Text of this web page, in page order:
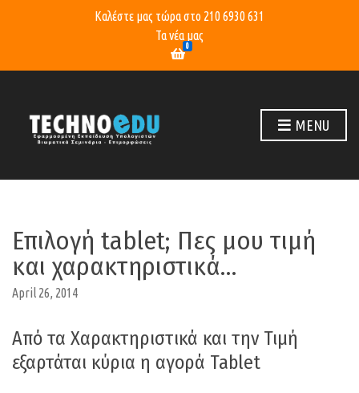
Καλέστε μας τώρα στο 210 6930 631
Τα νέα μας
0
MENU
Επιλογή tablet; Πες μου τιμή
και χαρακτηριστικά…
April 26, 2014
Από τα Χαρακτηριστικά και την Τιμή
εξαρτάται κύρια η αγορά Tablet